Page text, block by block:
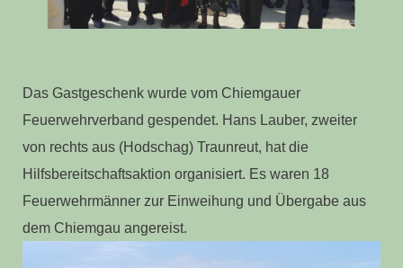
Das Gastgeschenk wurde vom Chiemgauer
Feuerwehrverband gespendet. Hans Lauber, zweiter
von rechts aus (Hodschag) Traunreut, hat die
Hilfsbereitschaftsaktion organisiert. Es waren 18
Feuerwehrmänner zur Einweihung und Übergabe aus
dem Chiemgau angereist.